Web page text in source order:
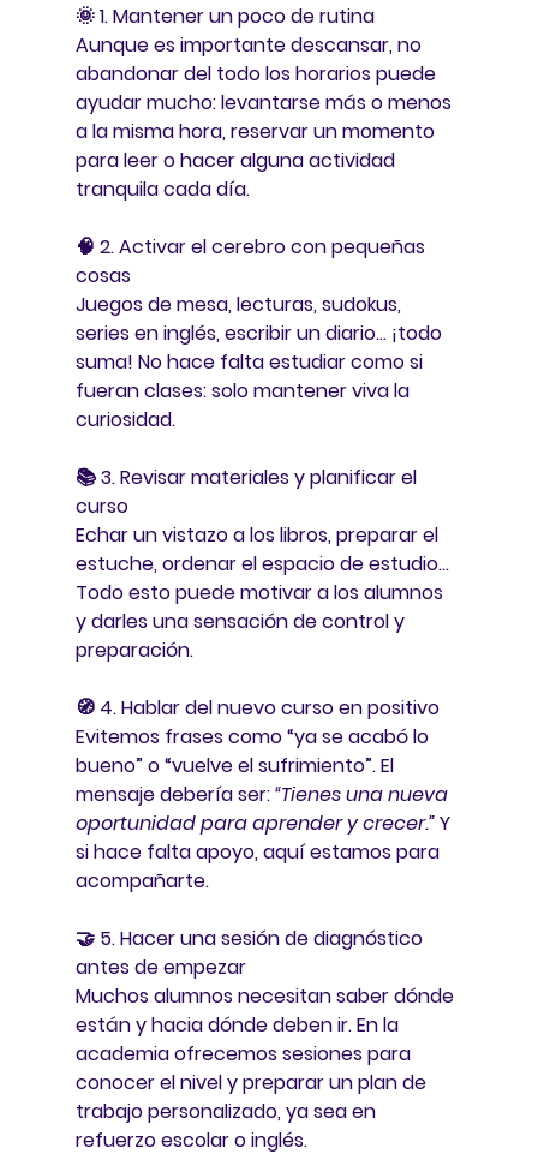
🌞 1. Mantener un poco de rutina
Aunque es importante descansar, no
abandonar del todo los horarios puede
ayudar mucho: levantarse más o menos
a la misma hora, reservar un momento
para leer o hacer alguna actividad
tranquila cada día.
🧠 2. Activar el cerebro con pequeñas
cosas
Juegos de mesa, lecturas, sudokus,
series en inglés, escribir un diario… ¡todo
suma! No hace falta estudiar como si
fueran clases: solo mantener viva la
curiosidad.
📚 3. Revisar materiales y planificar el
curso
Echar un vistazo a los libros, preparar el
estuche, ordenar el espacio de estudio…
Todo esto puede motivar a los alumnos
y darles una sensación de control y
preparación.
🧭 4. Hablar del nuevo curso en positivo
Evitemos frases como “ya se acabó lo
bueno” o “vuelve el sufrimiento”. El
mensaje debería ser: “Tienes una nueva
oportunidad para aprender y crecer.” Y
si hace falta apoyo, aquí estamos para
acompañarte.
🤝 5. Hacer una sesión de diagnóstico
antes de empezar
Muchos alumnos necesitan saber dónde
están y hacia dónde deben ir. En la
academia ofrecemos sesiones para
conocer el nivel y preparar un plan de
trabajo personalizado, ya sea en
refuerzo escolar o inglés.